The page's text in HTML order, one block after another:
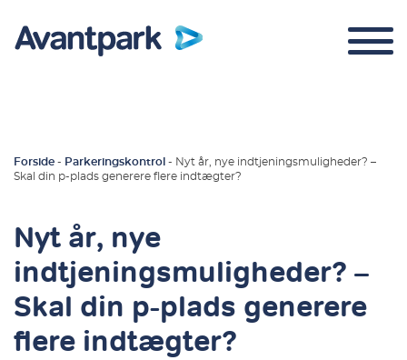
Forside - Parkeringskontrol - Nyt år, nye indtjeningsmuligheder? –
Skal din p-plads generere flere indtægter?
Nyt år, nye
indtjeningsmuligheder? –
Skal din p-plads generere
flere indtægter?
Om os
Kontakt
Login